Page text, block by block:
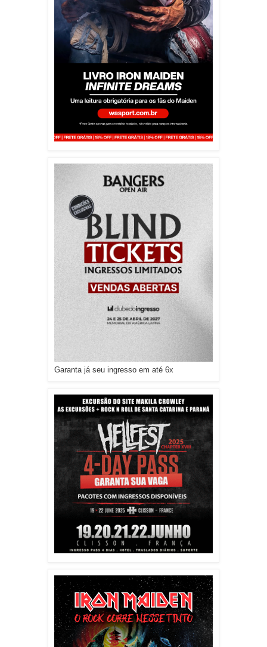
Garanta já seu ingresso em até 6x